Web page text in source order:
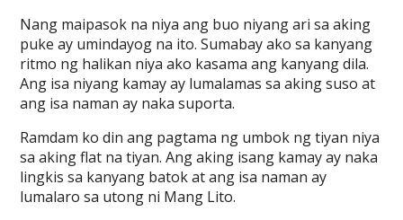
Nang maipasok na niya ang buo niyang ari sa aking
puke ay umindayog na ito. Sumabay ako sa kanyang
ritmo ng halikan niya ako kasama ang kanyang dila.
Ang isa niyang kamay ay lumalamas sa aking suso at
ang isa naman ay naka suporta.
Ramdam ko din ang pagtama ng umbok ng tiyan niya
sa aking flat na tiyan. Ang aking isang kamay ay naka
lingkis sa kanyang batok at ang isa naman ay
lumalaro sa utong ni Mang Lito.